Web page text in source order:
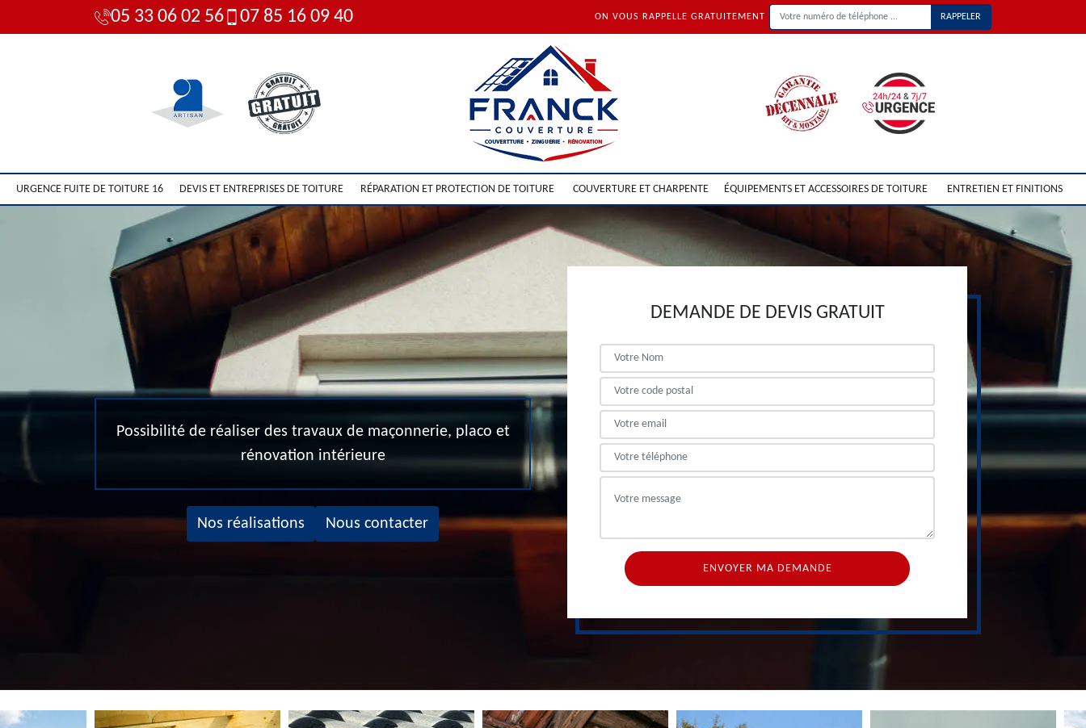
05 33 06 02 56 07 85 16 09 40 ON VOUS RAPPELLE GRATUITEMENT
URGENCE FUITE DE TOITURE 16 DEVIS ET ENTREPRISES DE TOITURE RÉPARATION ET PROTECTION DE TOITURE COUVERTURE ET CHARPENTE ÉQUIPEMENTS ET ACCESSOIRES DE TOITURE ENTRETIEN ET FINITIONS
Possibilité de réaliser des travaux de maçonnerie, placo et
rénovation intérieure
Nos réalisations Nous contacter
DEMANDE DE DEVIS GRATUIT